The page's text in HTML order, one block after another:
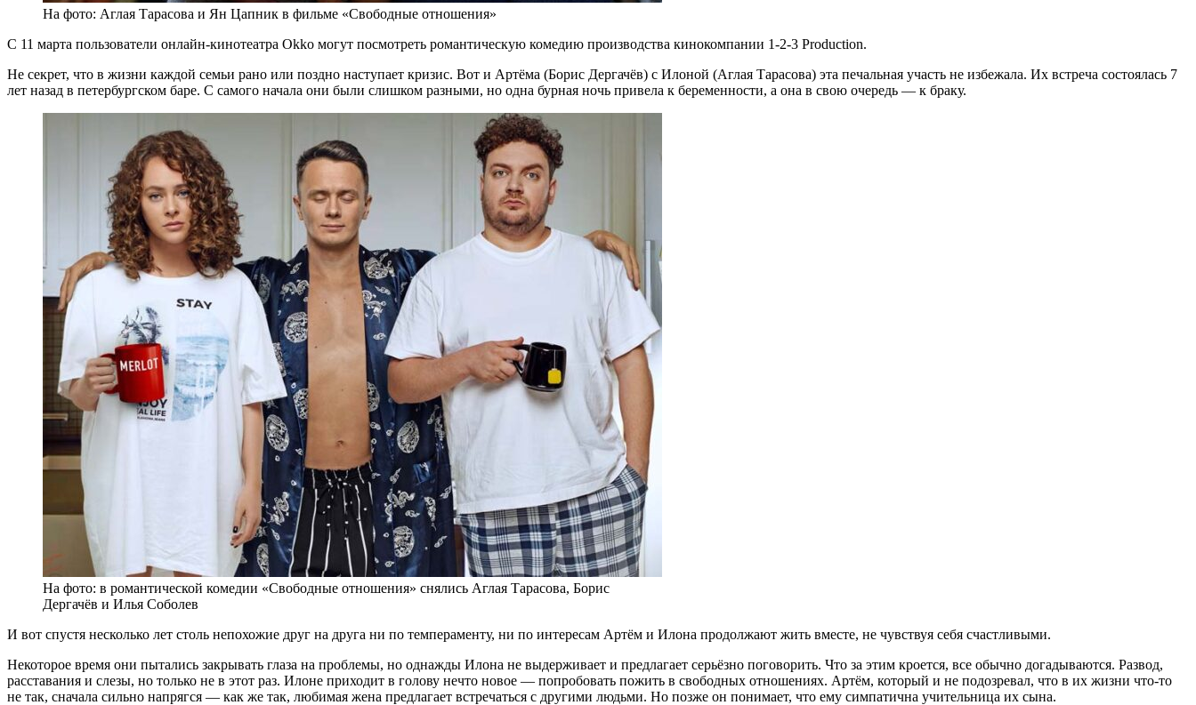
На фото: Аглая Тарасова и Ян Цапник в фильме «Свободные отношения»
С 11 марта пользователи онлайн-кинотеатра Okko могут посмотреть романтическую комедию производства кинокомпании 1-2-3 Production.
Не секрет, что в жизни каждой семьи рано или поздно наступает кризис. Вот и Артёма (Борис Дергачёв) с Илоной (Аглая Тарасова) эта печальная участь не избежала. Их встреча состоялась 7
лет назад в петербургском баре. С самого начала они были слишком разными, но одна бурная ночь привела к беременности, а она в свою очередь — к браку.
На фото: в романтической комедии «Свободные отношения» снялись Аглая Тарасова, Борис
Дергачёв и Илья Соболев
И вот спустя несколько лет столь непохожие друг на друга ни по темпераменту, ни по интересам Артём и Илона продолжают жить вместе, не чувствуя себя счастливыми.
Некоторое время они пытались закрывать глаза на проблемы, но однажды Илона не выдерживает и предлагает серьёзно поговорить. Что за этим кроется, все обычно догадываются. Развод,
расставания и слезы, но только не в этот раз. Илоне приходит в голову нечто новое — попробовать пожить в свободных отношениях. Артём, который и не подозревал, что в их жизни что-то
не так, сначала сильно напрягся — как же так, любимая жена предлагает встречаться с другими людьми. Но позже он понимает, что ему симпатична учительница их сына.